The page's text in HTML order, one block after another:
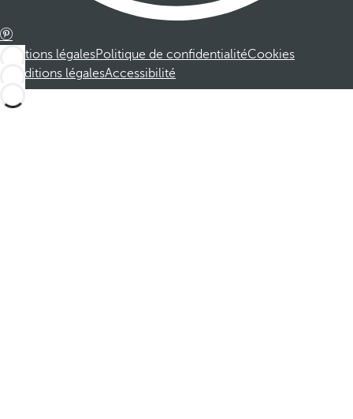
Mentions légalesPolitique de confidentialitéCookies
Conditions légalesAccessibilité